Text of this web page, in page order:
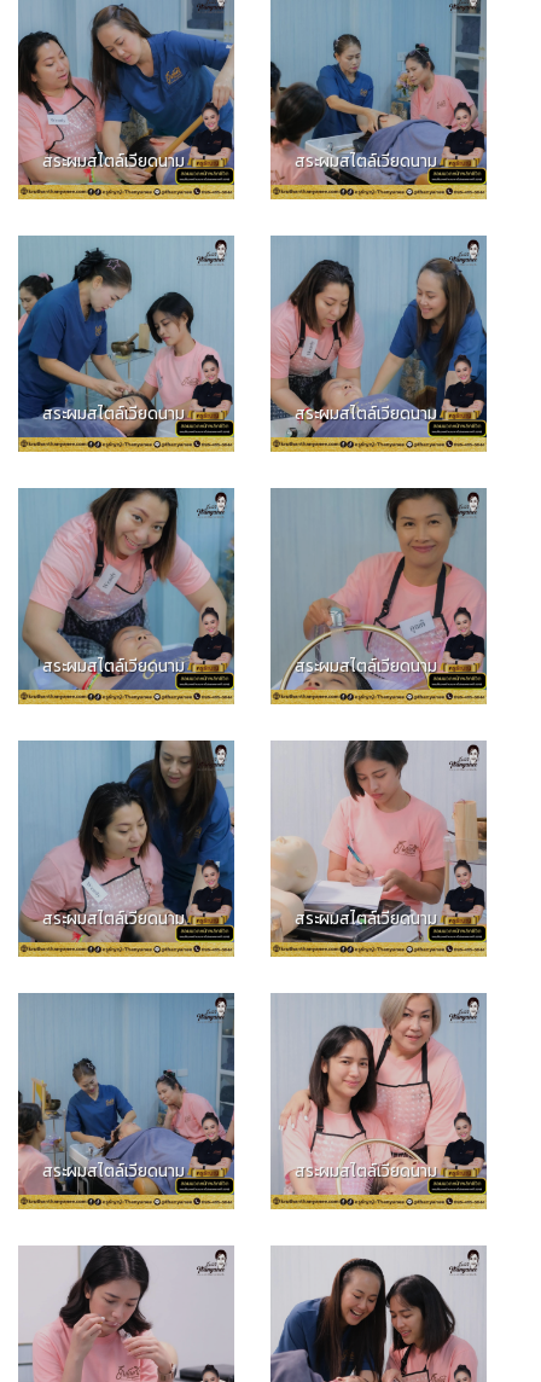
สระผมสไตล์เวียดนาม สระผมสไตล์เวียดนาม
สระผมสไตล์เวียดนาม สระผมสไตล์เวียดนาม
สระผมสไตล์เวียดนาม สระผมสไตล์เวียดนาม
สระผมสไตล์เวียดนาม สระผมสไตล์เวียดนาม
สระผมสไตล์เวียดนาม สระผมสไตล์เวียดนาม